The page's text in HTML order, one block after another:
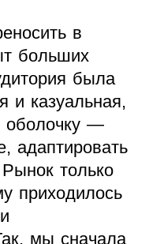
в
больших
была
и казуальная,
оболочку —
адаптировать
только
приходилось
мы сначала